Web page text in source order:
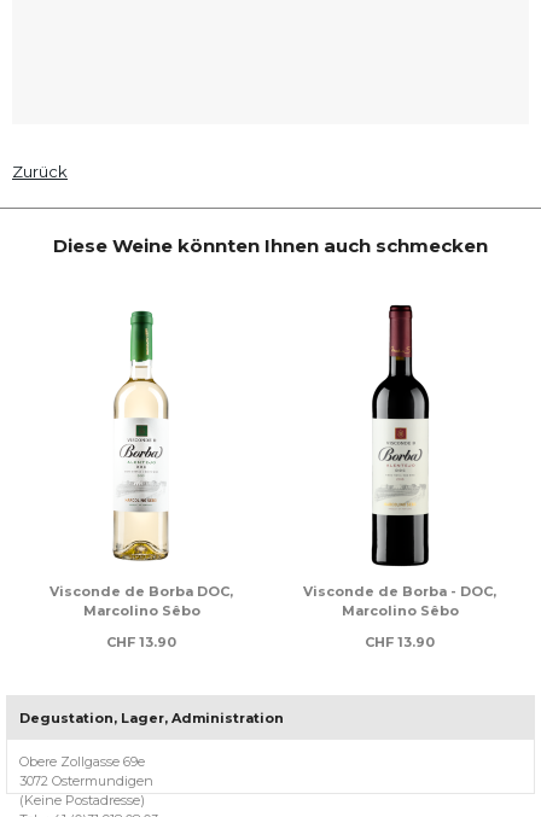
Zurück
Diese Weine könnten Ihnen auch schmecken
Visconde de Borba DOC,
Marcolino Sêbo
CHF 13.90
Visconde de Borba - DOC,
Marcolino Sêbo
CHF 13.90
Über
Casa
Lusitania
Willkommen
Degustation, Lager, Administration
Obere Zollgasse 69e
3072 Ostermundigen
(Keine Postadresse)